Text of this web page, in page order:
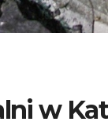
w